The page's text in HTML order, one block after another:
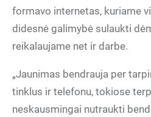
formavo internetas, kuriame
didesnė galimybė sulaukti
reikalaujame net ir darbe.
„Jaunimas bendrauja per
tinklus ir telefonu, tokiose
neskausmingai nutraukti